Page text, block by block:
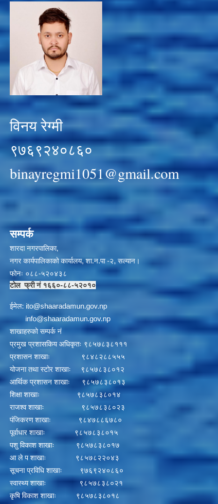
विनय रेग्मी
९७६९२४०८६०
binayregmi1051@gmail.com
सम्पर्क
शारदा नगरपालिका,
नगर कार्यपालिकाको कार्यालय, शा.न.पा -२, सल्यान।
फोनः ०८८-५२०४३८
टोल फ्री नं १६६०-८८-५२०१०
ईमेल: ito@shaaradamun.gov.np
info@shaaradamun.gov.np
शाखाहरुको सम्पर्क नं
प्रमुख प्रशासकिय अधिकृतः ९८५७८३८१११
प्रशासन शाखाः ९८४८२८८५५५
योजना तथा स्टोर शाखाः ९८५७८३८०१२
आर्थिक प्रशासन शाखाः ९८५७८३८०१३
शिक्षा शाखाः ९८५७८३८०१४
राजश्व शाखाः ९८५७८३८०२३
पंजिकरण शाखाः ९८४७८८६७८०
पूर्वाधार शाखाः ९८५७८३८०१५
पशु विकाश शाखाः ९८५७८३८०१७
आ ले प शाखाः ९८५७८२२०४३
सूचना प्रविधि शाखाः ९७६९२४०८६०
स्वास्थ्य शाखाः ९८५७८३८०२१
कृषि विकाश शाखाः ९८५७८३८०१८